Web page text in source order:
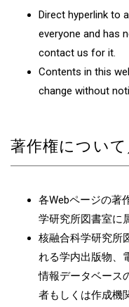
Direct hyperlink to
everyone and has
contact us for it.
Contents in this
change without
著作権につい
各Webページの著
学研究所図書室に
核融合科学研究所
れる学内出版物、
情報データベース
者もしくは作成機